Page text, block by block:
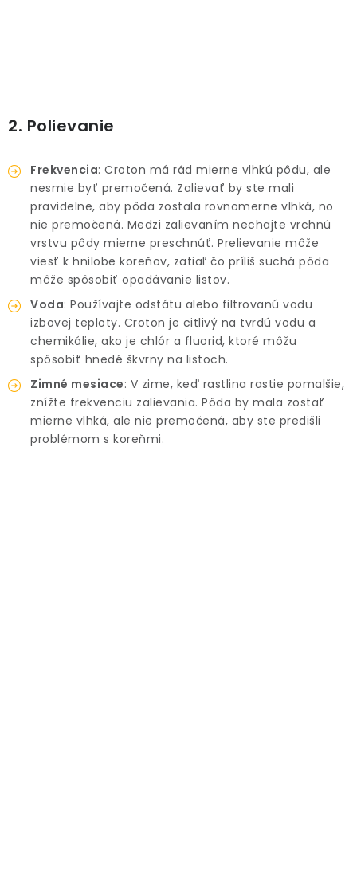
2. Polievanie
Frekvencia: Croton má rád mierne vlhkú pôdu, ale
nesmie byť premočená. Zalievať by ste mali
pravidelne, aby pôda zostala rovnomerne vlhká, no
nie premočená. Medzi zalievaním nechajte vrchnú
vrstvu pôdy mierne preschnúť. Prelievanie môže
viesť k hnilobe koreňov, zatiaľ čo príliš suchá pôda
môže spôsobiť opadávanie listov.
Voda: Používajte odstátu alebo filtrovanú vodu
izbovej teploty. Croton je citlivý na tvrdú vodu a
chemikálie, ako je chlór a fluorid, ktoré môžu
spôsobiť hnedé škvrny na listoch.
Zimné mesiace: V zime, keď rastlina rastie pomalšie,
znížte frekvenciu zalievania. Pôda by mala zostať
mierne vlhká, ale nie premočená, aby ste predišli
problémom s koreňmi.